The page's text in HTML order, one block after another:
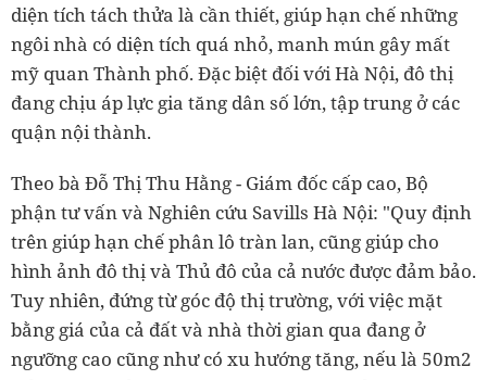
diện tích tách thửa là cần thiết, giúp hạn chế những
ngôi nhà có diện tích quá nhỏ, manh mún gây mất
mỹ quan Thành phố. Đặc biệt đối với Hà Nội, đô thị
đang chịu áp lực gia tăng dân số lớn, tập trung ở các
quận nội thành.
Theo bà Đỗ Thị Thu Hằng - Giám đốc cấp cao, Bộ
phận tư vấn và Nghiên cứu Savills Hà Nội: "Quy định
trên giúp hạn chế phân lô tràn lan, cũng giúp cho
hình ảnh đô thị và Thủ đô của cả nước được đảm bảo.
Tuy nhiên, đứng từ góc độ thị trường, với việc mặt
bằng giá của cả đất và nhà thời gian qua đang ở
ngưỡng cao cũng như có xu hướng tăng, nếu là 50m2